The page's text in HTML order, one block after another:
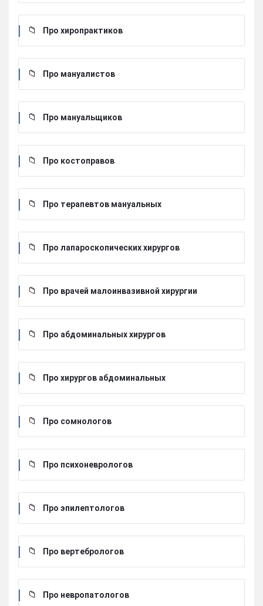
Про хиропрактиков
Про мануалистов
Про мануальщиков
Про костоправов
Про терапевтов мануальных
Про лапароскопических хирургов
Про врачей малоинвазивной хирургии
Про абдоминальных хирургов
Про хирургов абдоминальных
Про сомнологов
Про психоневрологов
Про эпилептологов
Про вертебрологов
Про невропатологов